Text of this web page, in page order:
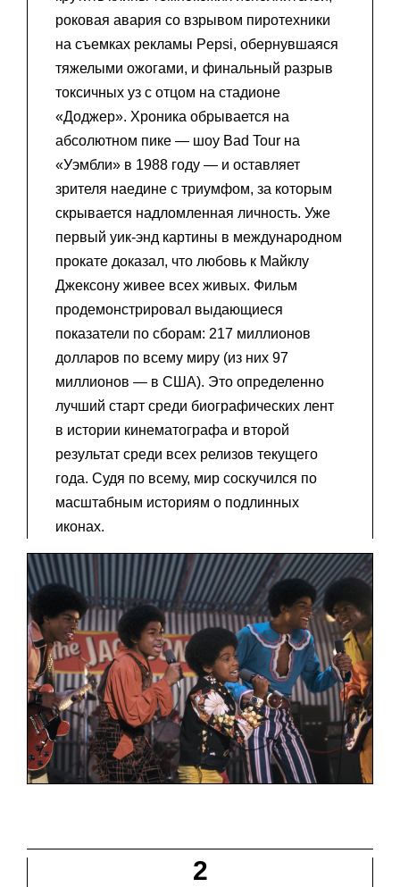
роковая авария со взрывом пиротехники
на съемках рекламы Pepsi, обернувшаяся
тяжелыми ожогами, и финальный разрыв
токсичных уз с отцом на стадионе
«Доджер». Хроника обрывается на
абсолютном пике — шоу Bad Tour на
«Уэмбли» в 1988 году — и оставляет
зрителя наедине с триумфом, за которым
скрывается надломленная личность. Уже
первый уик-энд картины в международном
прокате доказал, что любовь к Майклу
Джексону живее всех живых. Фильм
продемонстрировал выдающиеся
показатели по сборам: 217 миллионов
долларов по всему миру (из них 97
миллионов — в США). Это определенно
лучший старт среди биографических лент
в истории кинематографа и второй
результат среди всех релизов текущего
года. Судя по всему, мир соскучился по
масштабным историям о подлинных
иконах.
2